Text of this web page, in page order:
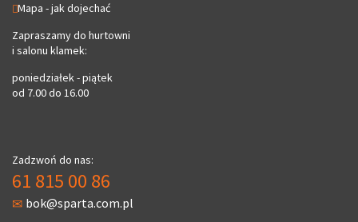
Mapa - jak dojechać
Zapraszamy do hurtowni
i salonu klamek:
poniedziałek - piątek
od 7.00 do 16.00
Zadzwoń do nas:
61 815 00 86
bok@sparta.com.pl